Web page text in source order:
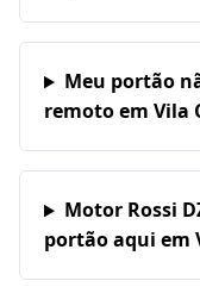
Meu portão
remoto em Vila
Motor Rossi
portão aqui em